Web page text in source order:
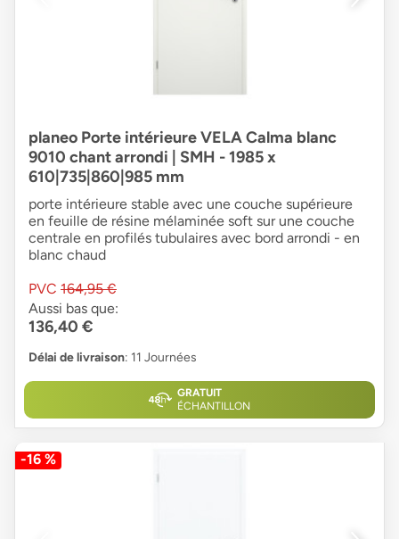
planeo Porte intérieure VELA Calma blanc
9010 chant arrondi | SMH - 1985 x
610|735|860|985 mm
porte intérieure stable avec une couche supérieure
en feuille de résine mélaminée soft sur une couche
centrale en profilés tubulaires avec bord arrondi - en
blanc chaud
PVC 164,95 €
Aussi bas que:
136,40 €
Délai de livraison: 11 Journées
GRATUIT
ÉCHANTILLON
-16 %